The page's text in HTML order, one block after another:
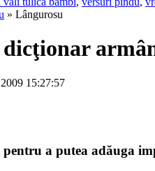
» Lângurosu
15:27:57
pentru a putea adăuga